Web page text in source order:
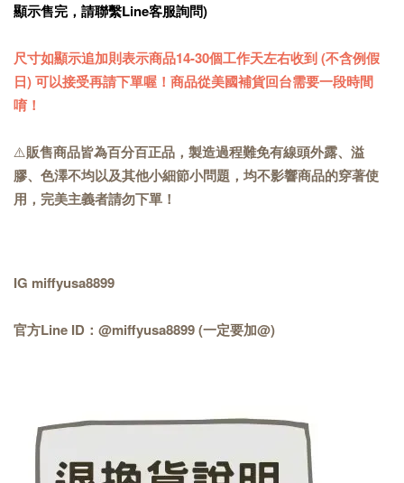
顯示售完，請聯繫Line客服詢問)
尺寸如顯示追加則表示商品14-30個工作天左右收到 (不含例假
日) 可以接受再請下單喔！商品從美國補貨回台需要一段時間
唷！
⚠️販售商品皆為百分百正品，製造過程難免有線頭外露、溢
膠、色澤不均以及其他小細節小問題，均不影響商品的穿著使
用，完美主義者請勿下單！
IG miffyusa8899
官方Line ID：@miffyusa8899 (一定要加@)